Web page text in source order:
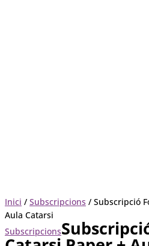
Inici / Subscripcions / Subscripció
Aula Catarsi
Subscripcions